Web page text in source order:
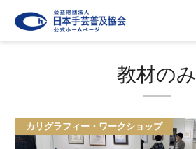
ニュース 記事
教材のみ
カリグラフィー・ワークショップ